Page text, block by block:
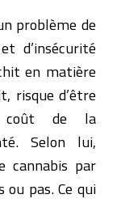
problème de
d’insécurité
en matière
risque d’être
coût de la
Selon lui,
cannabis par
pas. Ce qui